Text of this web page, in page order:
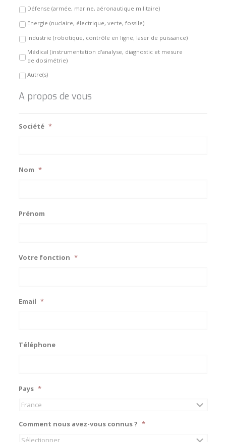
Défense (armée, marine, aéronautique militaire)
Energie (nuclaire, électrique, verte, fossile)
Industrie (robotique, contrôle en ligne, laser de puissance)
Médical (instrumentation d'analyse, diagnostic et mesure
de dosimétrie)
Autre(s)
A propos de vous
Société *
Nom *
Prénom
Votre fonction *
Email *
Téléphone
Pays *
Comment nous avez-vous connus ? *